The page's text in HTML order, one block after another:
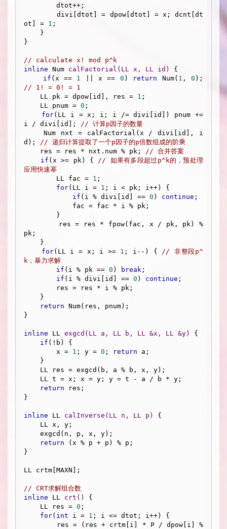
        divi[dtot] = dpow[dtot] = x; dcnt[dt
ot] = 1 ;
}
// calculate x! mod p^k
inline Num calFactorial (LL x, LL id)
{
if (x == 1 || x == 0 ) return Num( 1 , 0
// 1! = 0! = 1
    LL pk = dpow[id], res =
1 ;
    LL pnum =
0 ;
for(LL i = x; i; i /= divi[id]) pnum +=
i / divi[id]; // 计算p因子的数量
    Num nxt = calFactorial(x / divi[id], i
d); // 递归计算提取了一个p因子的p倍数组成的阶乘
    res = res * nxt.num % pk;
// 合并答案
if (x >= pk) { // 如果有多段超过p^k的，预处理
应用快速幂
        LL fac =
1 ;
for(LL i = 1 ; i < pk; i++) {
if (i % divi[id] == 0 ) continue ;
pk;
for(LL i = x; i >= 1 ; i--) { // 非整段p^
k，暴力求解
if (i % pk == 0 ) break ;
if (i % divi[id] == 0 ) continue ;
return Num(res, pnum);
}
inline LL exgcd (LL a, LL b, LL &x, LL &y)
{
if (!b) {
        x =
1 ; y = 0 ; return a;
return res;
}
inline LL calInverse (LL n, LL p)
{
return (x % p + p) % p;
}
LL crtm[MAXN];
// CRT求解组合数
inline LL crt ()
{
    LL res =
0 ;
for( int i = 1 ; i <= dtot; i++) {